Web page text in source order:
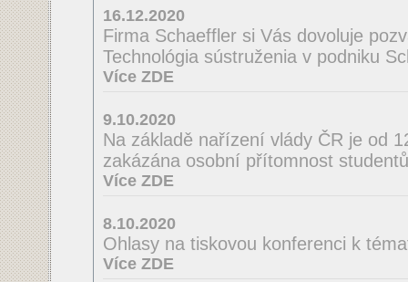
16.12.2020
Firma Schaeffler si Vás dovoluje
Technológia sústruženia v podniku
Více ZDE
9.10.2020
Na základě nařízení vlády ČR je od
zakázána osobní přítomnost
Více ZDE
8.10.2020
Ohlasy na tiskovou konferenci k
Více ZDE